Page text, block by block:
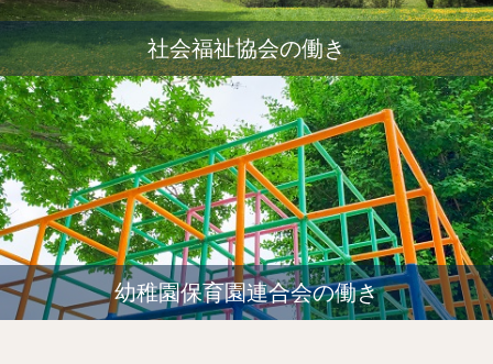
社会福祉協会の働き
幼稚園保育園連合会の働き